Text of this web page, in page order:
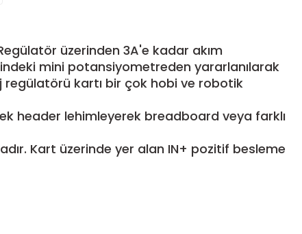
üzerinden 3A'e kadar akım
mini potansiyometreden yararlanılarak
regülatörü kartı bir çok hobi ve robotik
header lehimleyerek breadboard veya farklı
Kart üzerinde yer alan IN+ pozitif besleme